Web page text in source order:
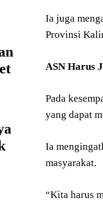
Ia juga
Provinsi
ASN Harus
Pada
yang dapat
Ia
masyarakat.
“Kita harus